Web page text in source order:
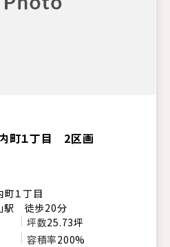
町１丁目 2区画
町１丁目
」駅 徒歩20分
坪数25.73坪
容積率200%